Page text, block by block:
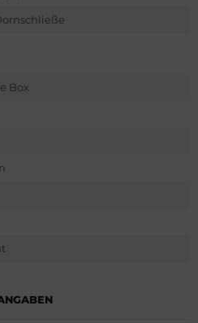
Box